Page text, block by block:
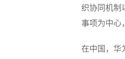
织协同机制
事项为中心
在中国，华